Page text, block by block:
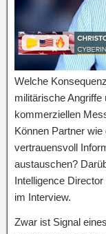
Welche
militärische
kommerziellen
Können Partner
vertrauensvoll
austauschen?
Intelligence
im Interview.
Zwar ist Signal